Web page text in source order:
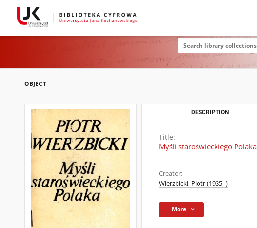
OBJECT
DESCRIPTION
Title:
Myśli staroświeckiego Polaka
Creator:
Wierzbicki, Piotr (1935- )
More